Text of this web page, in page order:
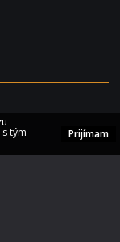
tým
Prijímam